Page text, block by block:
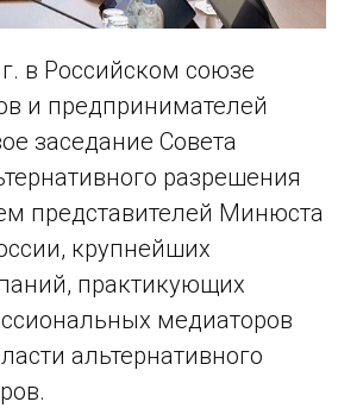
в Российском союзе
и предпринимателей
заседание Совета
разрешения
представителей Минюста
крупнейших
практикующих
медиаторов
альтернативного